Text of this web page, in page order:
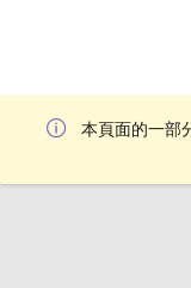
本頁面的一部